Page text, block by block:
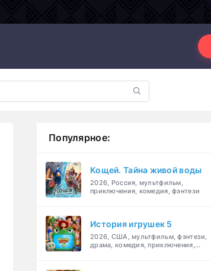
Популярное:
Кощей. Тайна живой воды
2026, Россия, мультфильм,
приключения, комедия, фэнтези
История игрушек 5
2026, США, мультфильм, фэнтези,
драма, комедия, приключения,